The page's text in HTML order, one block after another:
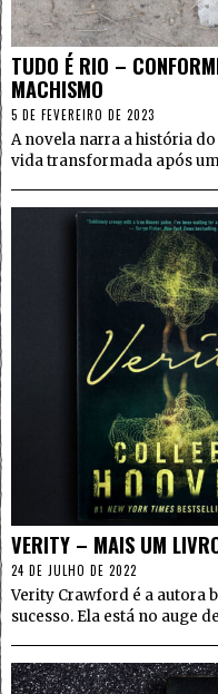
TUDO É RIO –
MACHISMO
5 DE FEVEREIRO DE 2023
A novela narra a história
vida transformada após
VERITY – MAIS UM
24 DE JULHO DE 2022
Verity Crawford é a autora
sucesso. Ela está no auge